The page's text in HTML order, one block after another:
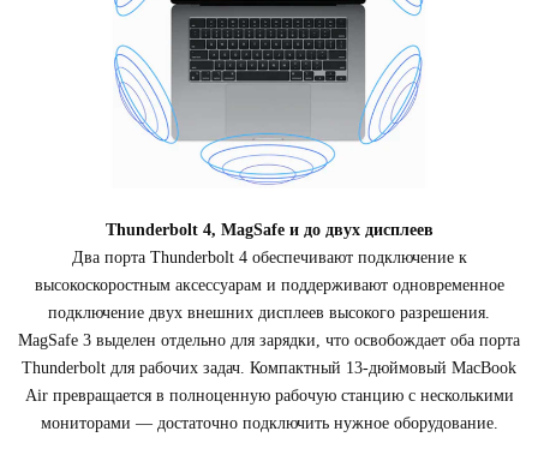
Thunderbolt 4, MagSafe и до двух дисплеев
Два порта Thunderbolt 4 обеспечивают подключение к
высокоскоростным аксессуарам и поддерживают одновременное
подключение двух внешних дисплеев высокого разрешения.
MagSafe 3 выделен отдельно для зарядки, что освобождает оба порта
Thunderbolt для рабочих задач. Компактный 13-дюймовый MacBook
Air превращается в полноценную рабочую станцию с несколькими
мониторами — достаточно подключить нужное оборудование.